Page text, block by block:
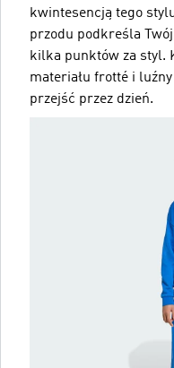
kwintesencją tego
przodu podkreśla
kilka punktów za styl.
materiału frotté i
przejść przez dzień.